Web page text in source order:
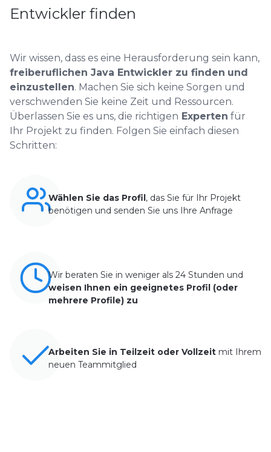
Entwickler finden
Wir wissen, dass es eine Herausforderung sein kann,
freiberuflichen Java Entwickler zu finden und
einzustellen. Machen Sie sich keine Sorgen und
verschwenden Sie keine Zeit und Ressourcen.
Überlassen Sie es uns, die richtigen Experten für
Ihr Projekt zu finden. Folgen Sie einfach diesen
Schritten:
Wählen Sie das Profil, das Sie für Ihr Projekt
benötigen und senden Sie uns Ihre Anfrage
Wir beraten Sie in weniger als 24 Stunden und
weisen Ihnen ein geeignetes Profil (oder
mehrere Profile) zu
Arbeiten Sie in Teilzeit oder Vollzeit mit Ihrem
neuen Teammitglied